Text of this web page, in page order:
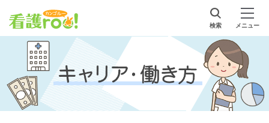
検索 メニュー